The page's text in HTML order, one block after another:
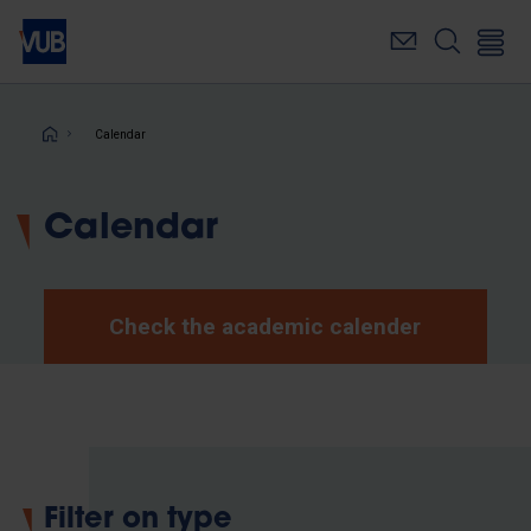
Skip
main
Breadcrumb
Calendar
Calendar
Check the academic calender
Filter on type